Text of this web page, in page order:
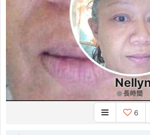
長時間
6